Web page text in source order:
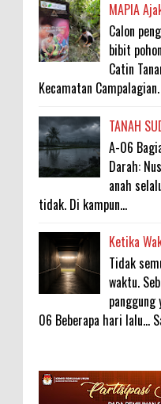
MAPIA
Calon
bibit
Catin
Kecamatan Campalagian.
TANAH
A-06
Darah:
anah
tidak. Di kampun...
Ketika
Tidak
waktu.
06 Beberapa hari lalu...